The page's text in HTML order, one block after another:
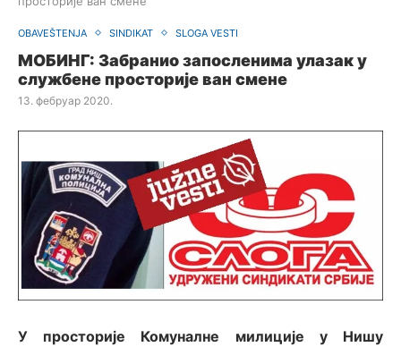
OBAVEŠTENJA SINDIKAT SLOGA VESTI
МОБИНГ: Забранио запосленима улазак у
службене просторије ван смене
13. фебруар 2020.
У просторије Комуналне милиције у Нишу